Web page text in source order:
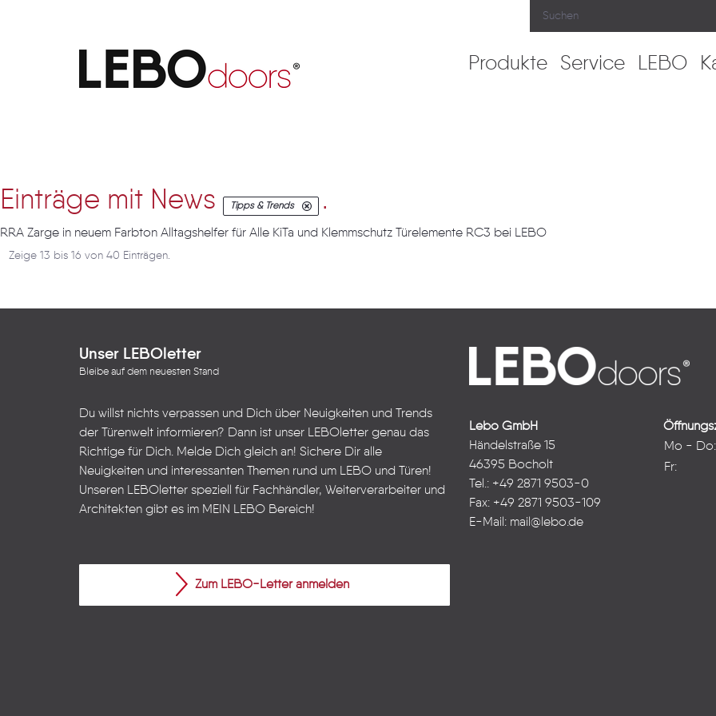
Produkte Service LEBO
Einträge mit News Tipps & Trends .
RRA Zarge in neuem Farbton Alltagshelfer für Alle KiTa und Klemmschutz Türelemente RC3 bei LEBO
Zeige 13 bis 16 von 40 Einträgen.
Unser LEBOletter
Bleibe auf dem neuesten Stand
Du willst nichts verpassen und Dich über Neuigkeiten und Trends
der Türenwelt informieren? Dann ist unser LEBOletter genau das
Richtige für Dich. Melde Dich gleich an! Sichere Dir alle
Neuigkeiten und interessanten Themen rund um LEBO und Türen!
Unseren LEBOletter speziell für Fachhändler, Weiterverarbeiter und
Architekten gibt es im MEIN LEBO Bereich!
Zum LEBO-Letter anmelden
Lebo GmbH
Händelstraße 15
46395 Bocholt
Tel.: +49 2871 9503-0
Fax: +49 2871 9503-109
E-Mail: mail@lebo.de
Mo - Do:
Fr: